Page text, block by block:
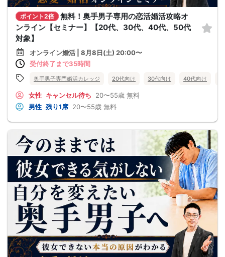
ポイント2倍
無料！奥手男子専用の恋活婚活攻略オ
ンライン【セミナー】【20代、30代、40代、50代
対象】
オンライン婚活 | 8月8日(土) 20:00〜
受付終了まで35時間
奥手男子専門婚活カレッジ 20代向け 30代向け 40代向け
女性 キャンセル待ち 20〜55歳 無料
男性 残り1席 20〜55歳 無料